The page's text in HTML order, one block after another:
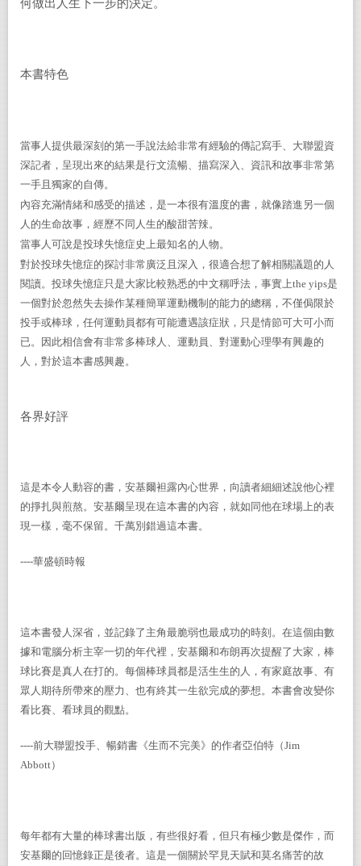
何做出人生下一步的決定。
本書特色
當事人提供最深刻的第一手說法給非常有經驗的傳記寫手、大聯盟資
深記者，呈現出來的結果是行文流暢、描寫深入、資訊和故事非常第
一手且獨家的自傳。
內容充滿情緒和感受的描述，是一本很有溫度的書，就像踏進另一個
人的生命故事，經歷不同人生的酸甜苦辣。
當事人可說是投球失憶症史上最知名的人物。
對於投球失憶症的探討非常廣泛且深入，很適合想了解相關議題的人
閱讀。投球失憶症只是大家比較熟悉的中文稱呼法，事實上the yips是
一個對於忽然失去操作某種簡單運動機制的能力的總稱，不僅侷限於
投手或棒球，任何運動員都有可能遭遇該症狀，只是情節可大可小而
已。因此相信會有非常多棒球人、運動員、對運動心理學有興趣的
人，對於這本書感興趣。
各界好評
這是本令人動容的書，安基爾袒露內心世界，向讀者細細述說他心裡
的掙扎與煎熬。安基爾呈現在這本書的內容，就如同他在球場上的表
現一樣，毫不保留。千萬別錯過這本書。
----華盛頓時報
這本書發人深省，並記錄了主角最脆弱也最成功的時刻。在這個由數
據和電腦分析主宰一切的年代裡，安基爾和布朗再次提醒了大家，棒
球比賽是真人在打的。每個棒球員都是活生生的人，有家庭故事、有
眾人期待所帶來的壓力、也有終其一生欲完成的夢想。本書會改變你
看比賽、看球員的觀點。
----前大聯盟投手、暢銷書《生而不完美》的作者亞伯特（Jim
Abbott）
每年都有大量的棒球書出版，有些很好看，但只有極少數是傑作，而
安基爾的回憶錄正是後者。這是一個關於罕見天賦和莫名痛苦的故